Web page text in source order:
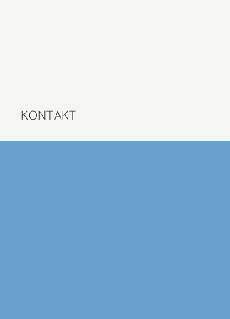
KONTAKT